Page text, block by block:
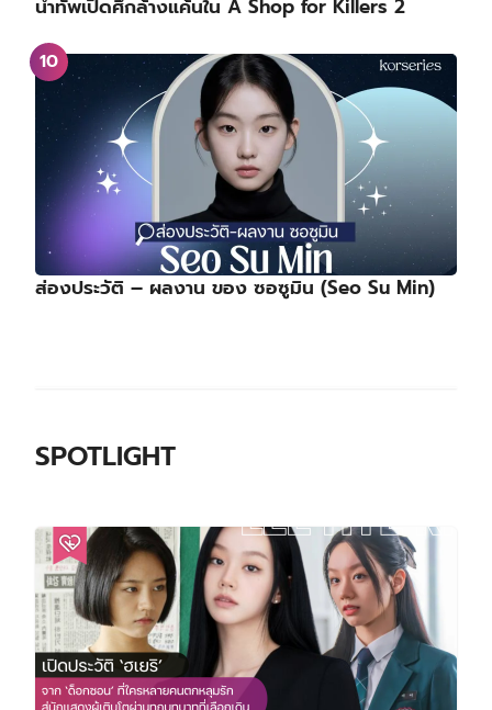
นำทัพเปิดศึกล้างแค้นใน A Shop for Killers 2
ส่องประวัติ – ผลงาน ของ ซอซูมิน (Seo Su Min)
SPOTLIGHT